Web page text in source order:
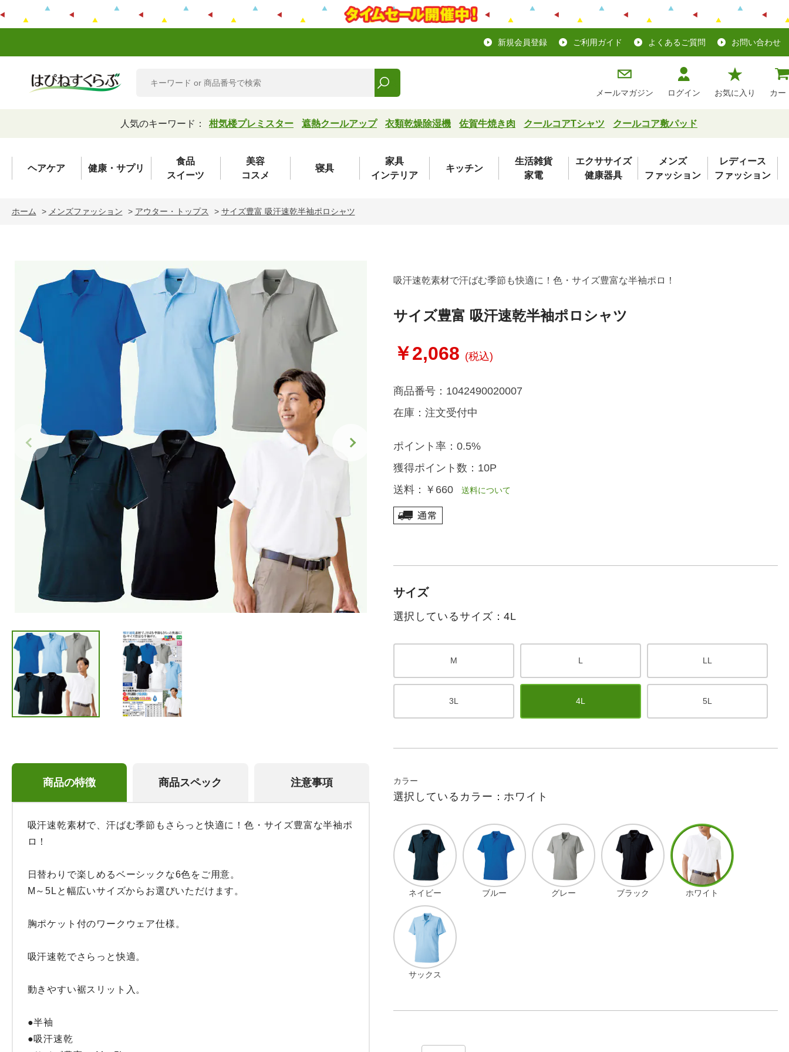
新規会員登録 ご利用ガイド よくあるご質問 お問い合わせ
メールマガジン ログイン お気に入り カー
人気のキーワード： 柑気楼プレミスター 遮熱クールアップ 衣類乾燥除湿機 佐賀牛焼き肉 クールコアTシャツ クールコア敷パッド
ヘアケア 健康・サプリ
食品
スイーツ
美容
コスメ
寝具
家具
インテリア
キッチン
生活雑貨
家電
エクササイズ
健康器具
メンズ
ファッション
レディース
ファッション
ホーム > メンズファッション > アウター・トップス > サイズ豊富 吸汗速乾半袖ポロシャツ
商品の特徴 商品スペック 注意事項
吸汗速乾素材で、汗ばむ季節もさらっと快適に！色・サイズ豊富な半袖ポ
ロ！
日替わりで楽しめるベーシックな6色をご用意。
M～5Lと幅広いサイズからお選びいただけます。
胸ポケット付のワークウェア仕様。
吸汗速乾でさらっと快適。
動きやすい裾スリット入。
●半袖
●吸汗速乾
吸汗速乾素材で汗ばむ季節も快適に！色・サイズ豊富な半袖ポロ！
サイズ豊富 吸汗速乾半袖ポロシャツ
￥2,068 (税込)
商品番号： 1042490020007
在庫： 注文受付中
ポイント率： 0.5%
獲得ポイント数： 10P
送料： ￥660送料について
サイズ
選択しているサイズ：4L
M L LL
3L 4L 5L
カラー
選択しているカラー：ホワイト
ネイビー ブルー グレー ブラック ホワイト
サックス